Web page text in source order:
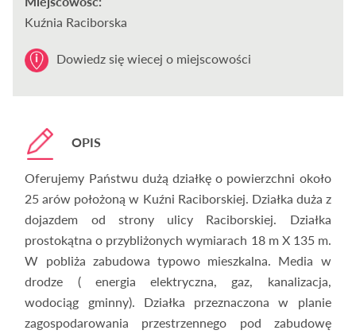
Kuźnia Raciborska
Dowiedz się wiecej o miejscowości
OPIS
Oferujemy Państwu dużą działkę o powierzchni około
25 arów położoną w Kuźni Raciborskiej. Działka duża z
dojazdem od strony ulicy Raciborskiej. Działka
prostokątna o przybliżonych wymiarach 18 m X 135 m.
W pobliża zabudowa typowo mieszkalna. Media w
drodze ( energia elektryczna, gaz, kanalizacja,
wodociąg gminny). Działka przeznaczona w planie
zagospodarowania przestrzennego pod zabudowę